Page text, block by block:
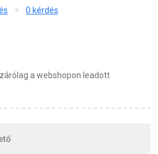
0 kérdés
a webshopon leadott